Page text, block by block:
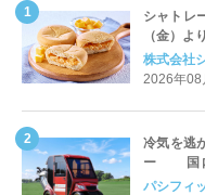
シャトレ
（金）よ
株式会社
2026年08
冷気を逃
ー 国内
Cart（エ
パシフィ